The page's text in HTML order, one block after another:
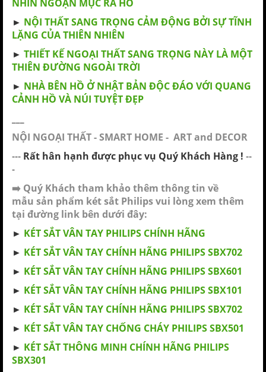
NHÌN NGOẠN MỤC RA HỒ
► NỘI THẤT SANG TRỌNG CẢM ĐỘNG BỞI SỰ TĨNH
LẶNG CỦA THIÊN NHIÊN
► THIẾT KẾ NGOẠI THẤT SANG TRỌNG NÀY LÀ MỘT
THIÊN ĐƯỜNG NGOÀI TRỜI
► NHÀ BÊN HỒ Ở NHẬT BẢN ĐỘC ĐÁO VỚI QUANG
CẢNH HỒ VÀ NÚI TUYỆT ĐẸP
NỘI NGOẠI THẤT - SMART HOME - ART and DECOR
--- Rất hân hạnh được phục vụ Quý Khách Hàng ! --
-
➡️ Quý Khách tham khảo thêm thông tin về
mẫu sản phẩm két sắt Philipsvui lòng xem thêm
tại đường link bên dưới đây:
► KÉT SẮT VÂN TAY PHILIPS CHÍNH HÃNG
► KÉT SẮT VÂN TAY CHÍNH HÃNG PHILIPS SBX702
► KÉT SẮT VÂN TAY CHÍNH HÃNG PHILIPS SBX601
► KÉT SẮT VÂN TAY CHÍNH HÃNG PHILIPS SBX101
► KÉT SẮT VÂN TAY CHÍNH HÃNG PHILIPS SBX702
► KÉT SẮT VÂN TAY CHỐNG CHÁY PHILIPS SBX501
► KÉT SẮT THÔNG MINH CHÍNH HÃNG PHILIPS
SBX301